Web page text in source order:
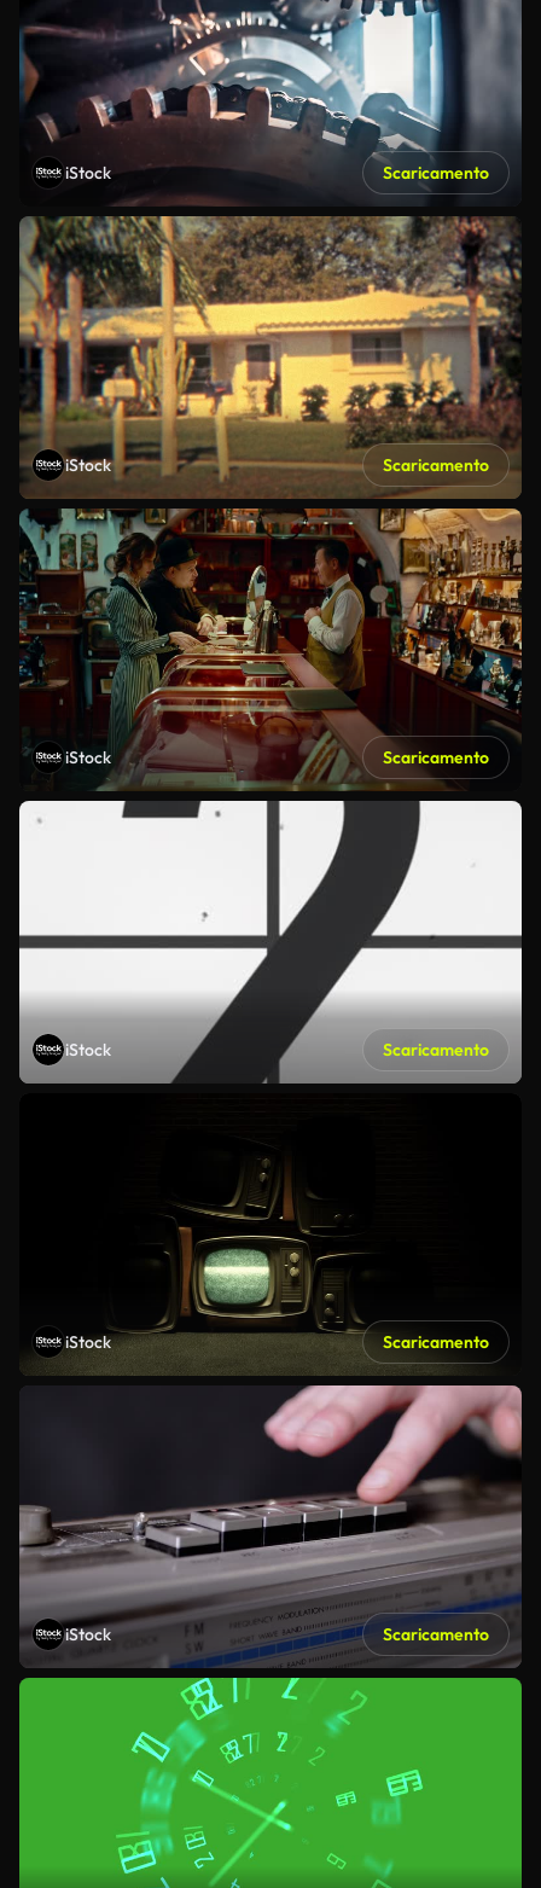
iStock Scaricamento
iStock Scaricamento
iStock Scaricamento
iStock Scaricamento
iStock Scaricamento
iStock Scaricamento